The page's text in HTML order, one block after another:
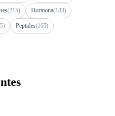
(215) Hormona(183)
Peptides(165)